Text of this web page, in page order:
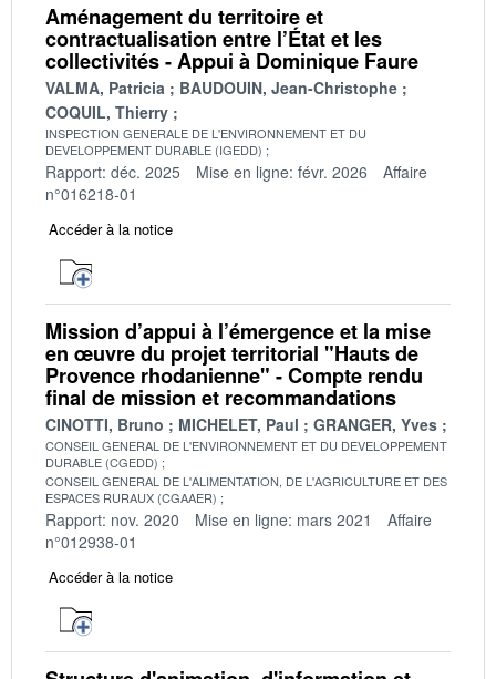
Aménagement du territoire et
contractualisation entre l’État et les
collectivités - Appui à Dominique Faure
VALMA, Patricia
BAUDOUIN, Jean-Christophe
COQUIL, Thierry
INSPECTION GENERALE DE L'ENVIRONNEMENT ET DU
DEVELOPPEMENT DURABLE (IGEDD)
Rapport: déc. 2025 Mise en ligne: févr. 2026
Affaire
n°016218-01
Accéder à la notice
Mission d’appui à l’émergence et la mise
en œuvre du projet territorial "Hauts de
Provence rhodanienne" - Compte rendu
final de mission et recommandations
CINOTTI, Bruno MICHELET, Paul GRANGER, Yves
CONSEIL GENERAL DE L'ENVIRONNEMENT ET DU DEVELOPPEMENT
DURABLE (CGEDD)
CONSEIL GENERAL DE L'ALIMENTATION, DE L'AGRICULTURE ET DES
ESPACES RURAUX (CGAAER)
Rapport: nov. 2020 Mise en ligne: mars 2021
Affaire
n°012938-01
Accéder à la notice